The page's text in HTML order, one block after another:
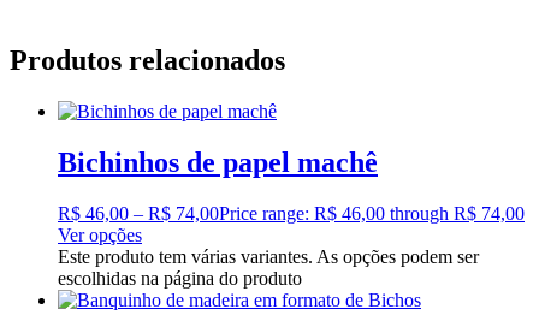
Produtos relacionados
Bichinhos de papel machê
R$ 46,00 – R$ 74,00Price range: R$ 46,00 through R$ 74,00
Ver opções
Este produto tem várias variantes. As opções podem ser
escolhidas na página do produto